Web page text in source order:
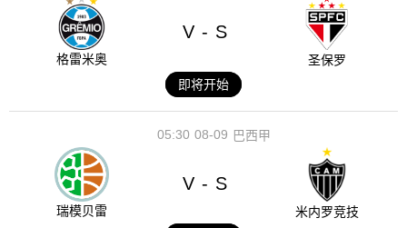
格雷米奥
V - S
圣保罗
即将开始
08-09
05:30 巴西甲
瑞模贝雷
V - S
米内罗竞技